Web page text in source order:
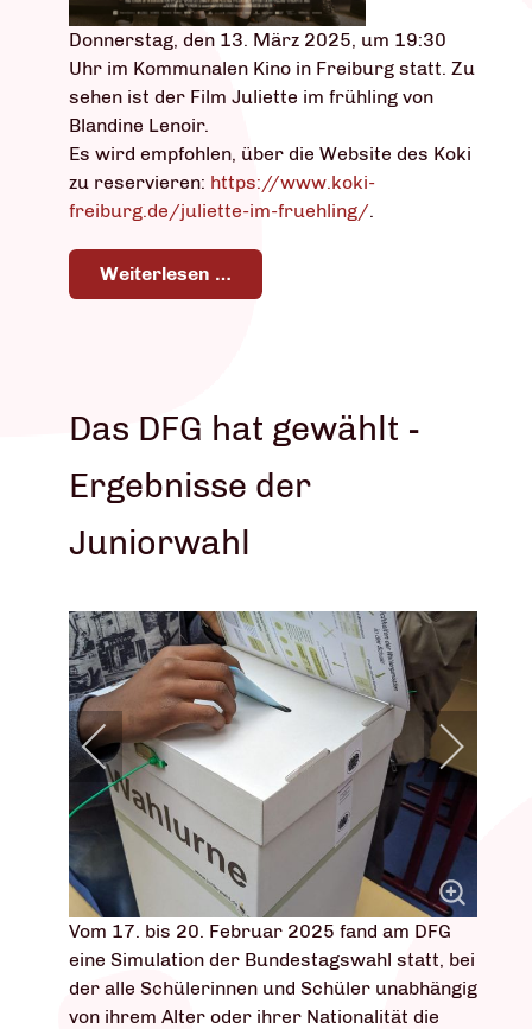
Donnerstag, den 13. März 2025, um 19:30
Uhr im Kommunalen Kino in Freiburg statt. Zu
sehen ist der Film Juliette im frühling von
Blandine Lenoir.
Es wird empfohlen, über die Website des Koki
zu reservieren: https://www.koki-
freiburg.de/juliette-im-fruehling/.
Weiterlesen …
Das DFG hat gewählt -
Ergebnisse der
Juniorwahl
Vom 17. bis 20. Februar 2025 fand am DFG
eine Simulation der Bundestagswahl statt, bei
der alle Schülerinnen und Schüler unabhängig
von ihrem Alter oder ihrer Nationalität die